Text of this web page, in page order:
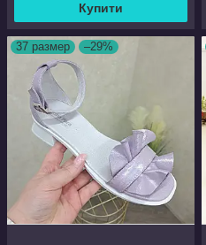
Купити
37 размер –29%